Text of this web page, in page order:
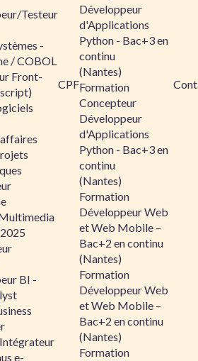
Testeur
-
/ COBOL
Front-
BI -
e-
CPF
Développeur
d'Applications
Python - Bac+3 en
continu
(Nantes)
Formation
Concepteur
Développeur
d'Applications
Python - Bac+3 en
continu
(Nantes)
Formation
Développeur Web
et Web Mobile –
Bac+2 en continu
(Nantes)
Formation
Développeur Web
et Web Mobile –
Bac+2 en continu
(Nantes)
Formation